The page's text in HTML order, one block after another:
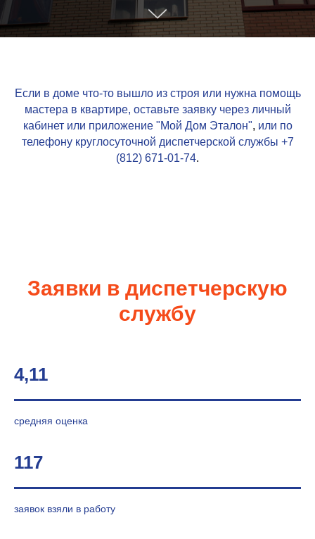
Если в доме что-то вышло из строя или нужна помощь
мастера в квартире, оставьте заявку через личный
кабинет или приложение "Мой Дом Эталон", или по
телефону круглосуточной диспетчерской службы +7
(812) 671-01-74.
Заявки в диспетчерскую
службу
4,11
средняя оценка
117
заявок взяли в работу